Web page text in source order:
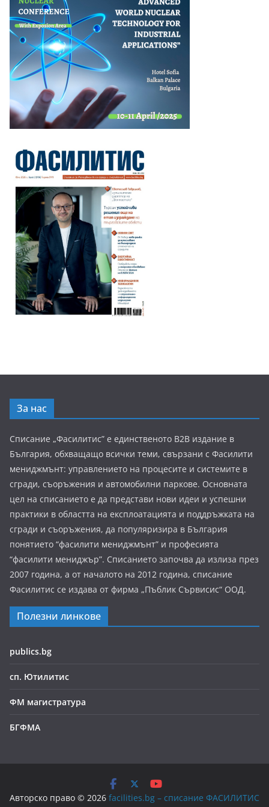
За нас
Списание „Фасилитис” е единственото B2B издание в
България, обхващащо всички теми, свързани с Фасилити
мениджмънт: управлението на процесите и системите в
сгради, съоръжения и автомобилни паркове. Основната
цел на списанието е да представи нови идеи и успешни
практики в областта на експлоатацията и поддръжката на
сгради и съоръжения, да популяризира в България
понятието “фасилити мениджмънт” и професията
“фасилити мениджър”. Списанието започва да излиза през
2007 година, а от началото на 2012 година, списание
Фасилитис се издава от фирма „Пъблик Сървисис“ ООД.
Полезни линкове
publics.bg
сп. Ютилитис
ФМ магистратура
БГФМА
Авторско право © 2026 facilities.bg – списание ФАСИЛИТИС